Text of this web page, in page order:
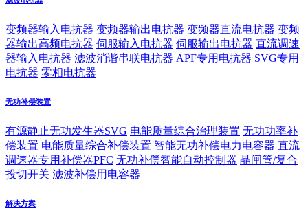
变频器输入电抗器 变频器输出电抗器 变频器直流电抗器 变频
器输出高频电抗器 伺服输入电抗器 伺服输出电抗器 直流调速
器输入电抗器 滤波消谐串联电抗器 APF专用电抗器 SVG专用
电抗器 零相电抗器
无功补偿装置
有源静止无功发生器SVG 电能质量综合治理装置 无功功率补
偿装置 电能质量综合补偿装置 智能无功补偿电力电容器 直流
调速器专用补偿器PFC 无功补偿智能自动控制器 晶闸管/复合
投切开关 滤波补偿用电容器
解决方案